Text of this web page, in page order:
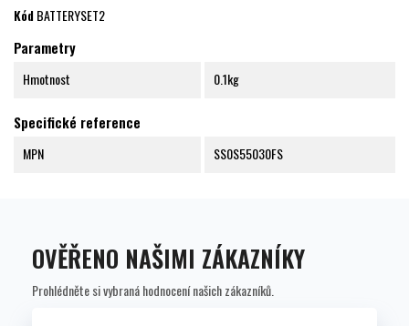
KódBATTERYSET2
Parametry
Hmotnost 0.1kg
Specifické reference
MPN SS0S55030FS
OVĚŘENO NAŠIMI ZÁKAZNÍKY
Prohlédněte si vybraná hodnocení našich zákazníků.